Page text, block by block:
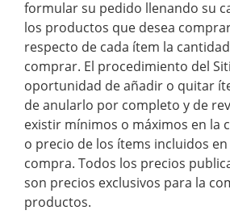
formular su pedido llenando su
los productos que desea
respecto de cada ítem la
comprar. El procedimiento del
oportunidad de añadir o quitar
de anularlo por completo y de
existir mínimos o máximos en la
o precio de los ítems incluidos
compra. Todos los precios
son precios exclusivos para la
productos.